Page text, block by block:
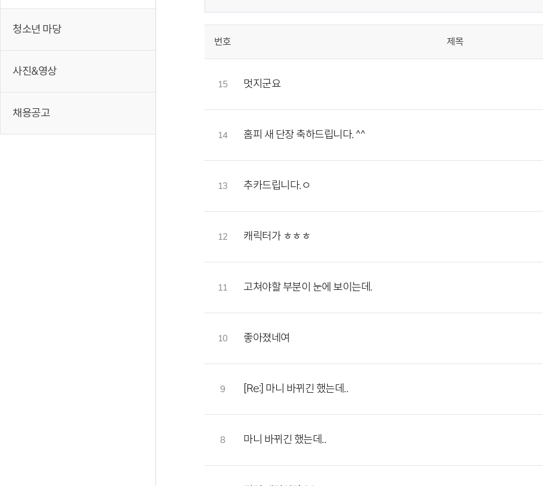
청소년 마당
사진&영상
채용공고
번호 제목
15 멋지군요
14 홈피 새 단장 축하드립니다. ^^
13 추카드립니다.ㅇ
12 캐릭터가 ㅎㅎㅎ
11 고쳐야할 부분이 눈에 보이는데.
10 좋아졌네여
9 [Re:] 마니 바뀌긴 했는데..
8 마니 바뀌긴 했는데..